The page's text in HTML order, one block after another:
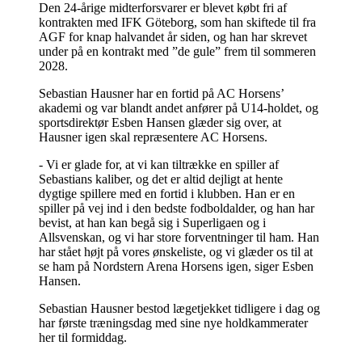
Den 24-årige midterforsvarer er blevet købt fri af
kontrakten med IFK Göteborg, som han skiftede til fra
AGF for knap halvandet år siden, og han har skrevet
under på en kontrakt med ”de gule” frem til sommeren
2028.
Sebastian Hausner har en fortid på AC Horsens’
akademi og var blandt andet anfører på U14-holdet, og
sportsdirektør Esben Hansen glæder sig over, at
Hausner igen skal repræsentere AC Horsens.
- Vi er glade for, at vi kan tiltrække en spiller af
Sebastians kaliber, og det er altid dejligt at hente
dygtige spillere med en fortid i klubben. Han er en
spiller på vej ind i den bedste fodboldalder, og han har
bevist, at han kan begå sig i Superligaen og i
Allsvenskan, og vi har store forventninger til ham. Han
har stået højt på vores ønskeliste, og vi glæder os til at
se ham på Nordstern Arena Horsens igen, siger Esben
Hansen.
Sebastian Hausner bestod lægetjekket tidligere i dag og
har første træningsdag med sine nye holdkammerater
her til formiddag.